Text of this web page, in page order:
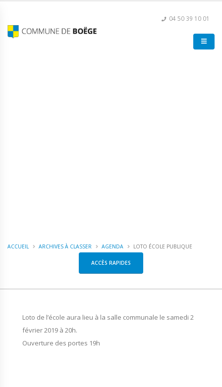
04 50 39 10 01
ACCUEIL ARCHIVES À CLASSER AGENDA LOTO ÉCOLE PUBLIQUE
ACCÈS RAPIDES
Loto de l’école aura lieu à la salle communale le samedi 2
février 2019 à 20h.
Ouverture des portes 19h